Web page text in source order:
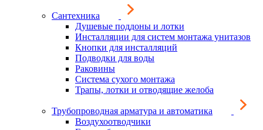
Сантехника
Душевые поддоны и лотки
Инсталляции для систем монтажа унитазов
Кнопки для инсталляций
Подводки для воды
Раковины
Система сухого монтажа
Трапы, лотки и отводящие желоба
Трубопроводная арматура и автоматика
Воздухоотводчики